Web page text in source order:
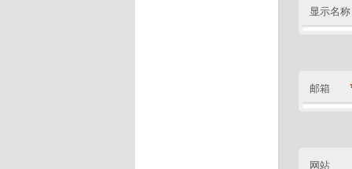
显示名称
邮箱
网站